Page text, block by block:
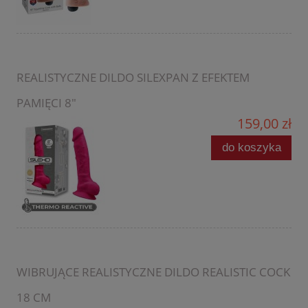
REALISTYCZNE DILDO SILEXPAN Z EFEKTEM
PAMIĘCI 8"
159,00 zł
do koszyka
WIBRUJĄCE REALISTYCZNE DILDO REALISTIC COCK
18 CM